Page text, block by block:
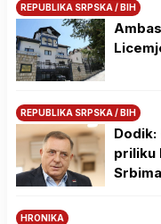
REPUBLIKA SRPSKA / BIH
REPUBLIKA SRPSKA / BIH
priliku
Srbima
HRONIKA